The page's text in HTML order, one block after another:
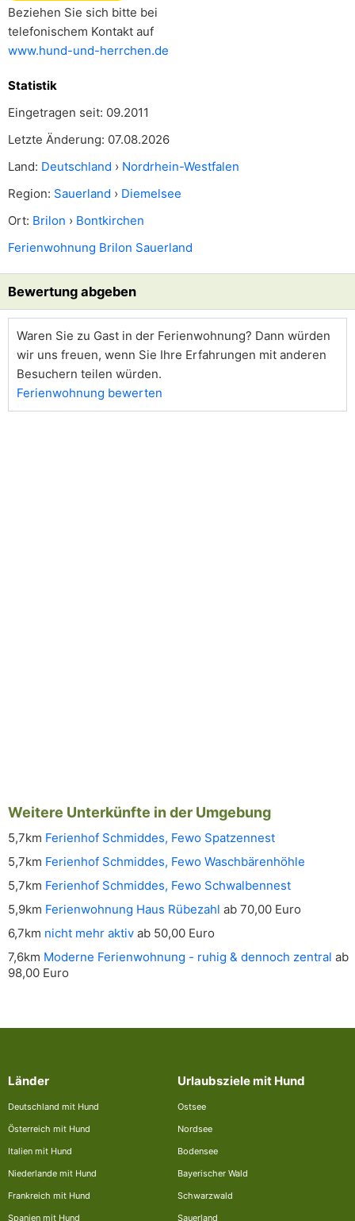
Beziehen Sie sich bitte bei
telefonischem Kontakt auf
www.hund-und-herrchen.de
Statistik
Eingetragen seit: 09.2011
Letzte Änderung: 07.08.2026
Land: Deutschland › Nordrhein-Westfalen
Region: Sauerland › Diemelsee
Ort: Brilon › Bontkirchen
Ferienwohnung Brilon Sauerland
Bewertung abgeben
Waren Sie zu Gast in der Ferienwohnung? Dann würden
wir uns freuen, wenn Sie Ihre Erfahrungen mit anderen
Besuchern teilen würden.
Ferienwohnung bewerten
Weitere Unterkünfte in der Umgebung
5,7km Ferienhof Schmiddes, Fewo Spatzennest
5,7km Ferienhof Schmiddes, Fewo Waschbärenhöhle
5,7km Ferienhof Schmiddes, Fewo Schwalbennest
5,9km Ferienwohnung Haus Rübezahl ab 70,00 Euro
6,7km nicht mehr aktiv ab 50,00 Euro
7,6km Moderne Ferienwohnung - ruhig & dennoch zentral ab
98,00 Euro
Länder
Deutschland mit Hund
Österreich mit Hund
Italien mit Hund
Niederlande mit Hund
Frankreich mit Hund
Spanien mit Hund
Urlaubsziele mit Hund
Ostsee
Nordsee
Bodensee
Bayerischer Wald
Schwarzwald
Sauerland